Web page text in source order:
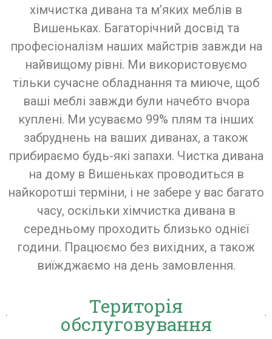
хімчистка дивана та м’яких меблів в
Вишеньках. Багаторічний досвід та
професіоналізм наших майстрів завжди на
найвищому рівні. Ми використовуємо
тільки сучасне обладнання та миюче, щоб
ваші меблі завжди були начебто вчора
куплені. Ми усуваємо 99% плям та інших
забруднень на ваших диванах, а також
прибираємо будь-які запахи. Чистка дивана
на дому в Вишеньках проводиться в
найкоротші терміни, і не забере у вас багато
часу, оскільки хімчистка дивана в
середньому проходить близько однієї
години. Працюємо без вихідних, а також
виїжджаємо на день замовлення.
Територія
обслуговування